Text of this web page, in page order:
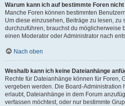
Warum kann ich auf bestimmte Foren
Manche Foren können bestimmten
Um diese einzusehen, Beiträge zu lesen, zu
durchzuführen, brauchst du möglicherweise
einen Moderator oder Administrator nach
Nach oben
Weshalb kann ich keine Dateianhänge
Rechte für Dateianhänge können für Foren,
vergeben werden. Die Board-Administration
erlaubt, Dateianhänge in dem Forum
verfassen möchtest, oder nur bestimmte